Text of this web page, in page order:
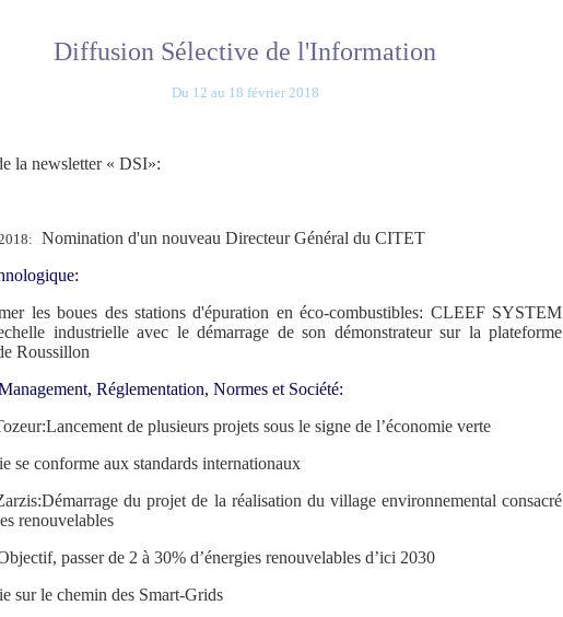
Diffusion Sélective de l'Information
Du 12 au 18 février 2018
la newsletter « DSI»:
Nomination d'un nouveau Directeur Général du CITET
les boues des stations d'épuration en éco-combustibles: CLEEF SYSTEM
industrielle avec le démarrage de son démonstrateur sur la plateforme
Roussillon
Réglementation, Normes et Société:
Lancement de plusieurs projets sous le signe de l’économie verte
se conforme aux standards internationaux
:Démarrage du projet de la réalisation du village environnemental consacré
renouvelables
passer de 2 à 30% d’énergies renouvelables d’ici 2030
sur le chemin des Smart-Grids